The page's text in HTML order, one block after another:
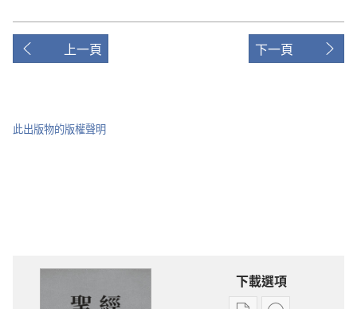
上一頁 下一頁
此出版物的版權聲明
下載選項